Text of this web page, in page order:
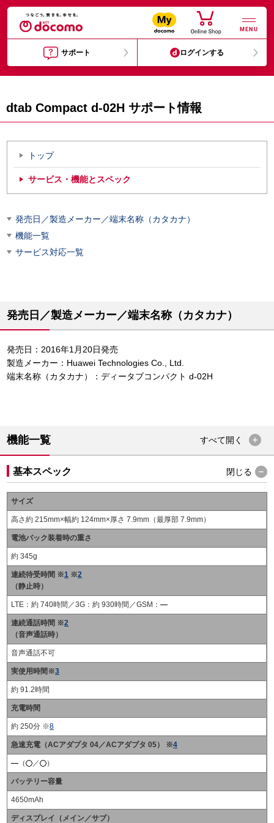
MENU
サポート ログインする
dtab Compact d-02H サポート情報
トップ
サービス・機能とスペック
発売日／製造メーカー／端末名称（カタカナ）
機能一覧
サービス対応一覧
発売日／製造メーカー／端末名称（カタカナ）
発売日：2016年1月20日発売
製造メーカー：Huawei Technologies Co., Ltd.
端末名称（カタカナ）：ディータブコンパクト d-02H
機能一覧 すべて開く
基本スペック 閉じる
サイズ
高さ約 215mm×幅約 124mm×厚さ 7.9mm（最厚部 7.9mm）
電池パック装着時の重さ
約 345g
連続待受時間 ※1 ※2
（静止時）
LTE：約 740時間／3G：約 930時間／GSM：
連続通話時間 ※2
（音声通話時）
音声通話不可
実使用時間※3
約 91.2時間
充電時間
約 250分 ※8
急速充電（ACアダプタ 04／ACアダプタ 05） ※4
（ ／ ）
バッテリー容量
4650mAh
ディスプレイ（メイン／サブ）